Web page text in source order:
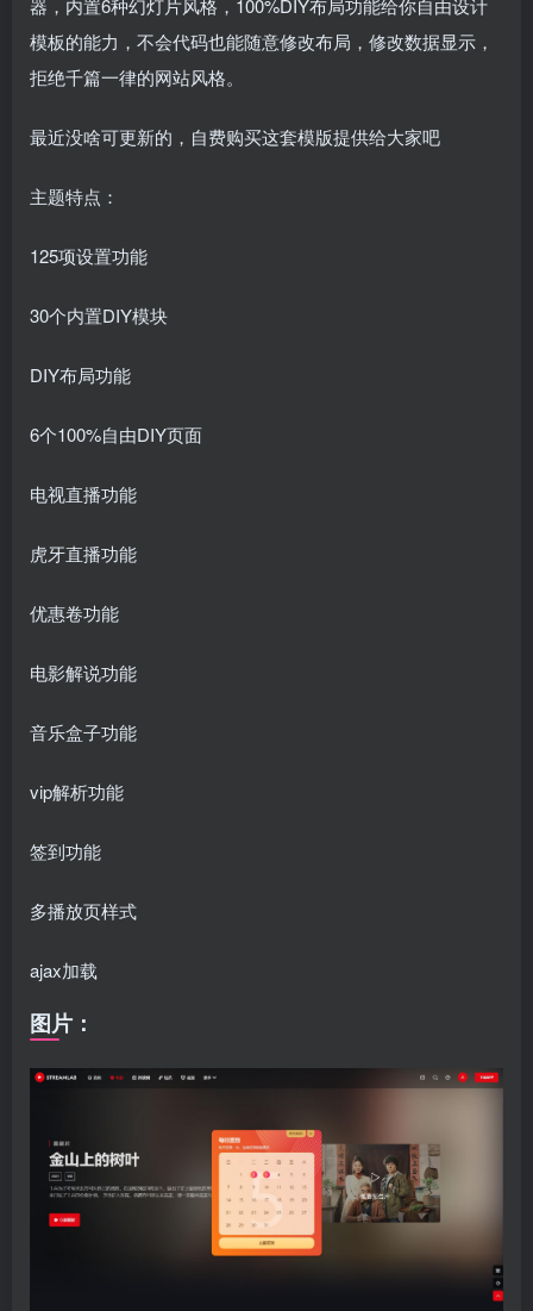
器，内置6种幻灯片风格，100%DIY布局功能给你自由设计
模板的能力，不会代码也能随意修改布局，修改数据显示，
拒绝千篇一律的网站风格。
最近没啥可更新的，自费购买这套模版提供给大家吧
主题特点：
125项设置功能
30个内置DIY模块
DIY布局功能
6个100%自由DIY页面
电视直播功能
虎牙直播功能
优惠卷功能
电影解说功能
音乐盒子功能
vip解析功能
签到功能
多播放页样式
ajax加载
图片：